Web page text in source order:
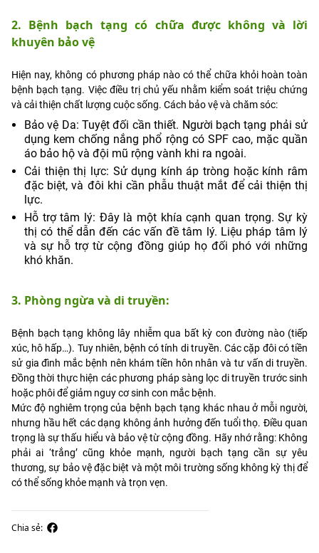
2. Bệnh bạch tạng có chữa được không và lời
khuyên bảo vệ
Hiện nay, không có phương pháp nào có thể chữa khỏi hoàn toàn
bệnh bạch tạng. Việc điều trị chủ yếu nhằm kiểm soát triệu chứng
và cải thiện chất lượng cuộc sống. Cách bảo vệ và chăm sóc:
Bảo vệ Da: Tuyệt đối cần thiết. Người bạch tạng phải sử
dụng kem chống nắng phổ rộng có SPF cao, mặc quần
áo bảo hộ và đội mũ rộng vành khi ra ngoài.
Cải thiện thị lực: Sử dụng kính áp tròng hoặc kính râm
đặc biệt, và đôi khi cần phẫu thuật mắt để cải thiện thị
lực.
Hỗ trợ tâm lý: Đây là một khía cạnh quan trọng. Sự kỳ
thị có thể dẫn đến các vấn đề tâm lý. Liệu pháp tâm lý
và sự hỗ trợ từ cộng đồng giúp họ đối phó với những
khó khăn.
3. Phòng ngừa và di truyền:
Bệnh bạch tạng không lây nhiễm qua bất kỳ con đường nào (tiếp
xúc, hô hấp…). Tuy nhiên, bệnh có tính di truyền. Các cặp đôi có tiền
sử gia đình mắc bệnh nên khám tiền hôn nhân và tư vấn di truyền.
Đồng thời thực hiện các phương pháp sàng lọc di truyền trước sinh
hoặc phôi để giảm nguy cơ sinh con mắc bệnh.
Mức độ nghiêm trọng của bệnh bạch tạng khác nhau ở mỗi người,
nhưng hầu hết các dạng không ảnh hưởng đến tuổi thọ. Điều quan
trọng là sự thấu hiểu và bảo vệ từ cộng đồng. Hãy nhớ rằng: Không
phải ai ‘trắng’ cũng khỏe mạnh, người bạch tạng cần sự yêu
thương, sự bảo vệ đặc biệt và một môi trường sống không kỳ thị để
có thể sống khỏe mạnh và trọn vẹn.
Chia sẻ: